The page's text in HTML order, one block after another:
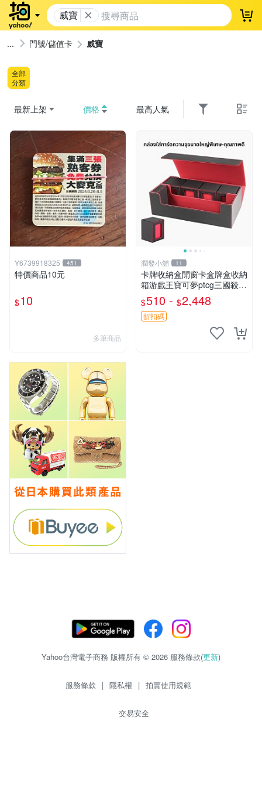
威寶 登
門號/儲值卡 威寶
全部
分類
最新上架 價格 最高人氣
Y6739918325 451
特價商品10元
$10
多筆商品
潤發小舖 11
卡牌收納盒開窗卡盒牌盒收納
箱游戲王寶可夢ptcg三國殺海
賊王dtcg
$510 - $2,448
折扣碼
Yahoo台灣電子商務 版權所有 © 2026 服務條款(更新)
服務條款 | 隱私權 | 拍賣使用規範
交易安全